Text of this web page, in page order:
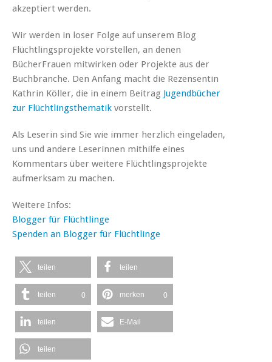
akzeptiert werden.
Wir werden in loser Folge auf unserem Blog
Flüchtlingsprojekte vorstellen, an denen
BücherFrauen mitwirken oder Projekte aus der
Buchbranche. Den Anfang macht die Rezensentin
Kathrin Köller, die in einem Beitrag Jugendbücher
zur Flüchtlingsthematik vorstellt.
Als Leserin sind Sie wie immer herzlich eingeladen,
uns und andere Leserinnen mithilfe eines
Kommentars über weitere Flüchtlingsprojekte
aufmerksam zu machen.
Weitere Infos:
Blogger für Flüchtlinge
Spenden an Blogger für Flüchtlinge
teilen teilen
teilen 0 merken 0
teilen E-Mail
teilen